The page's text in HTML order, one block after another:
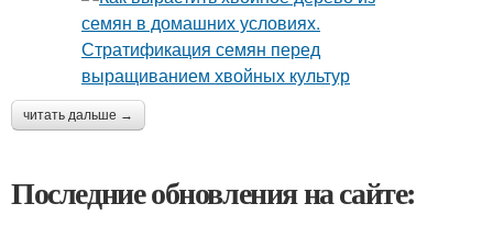
читать дальше →
Последние обновления на сайте: